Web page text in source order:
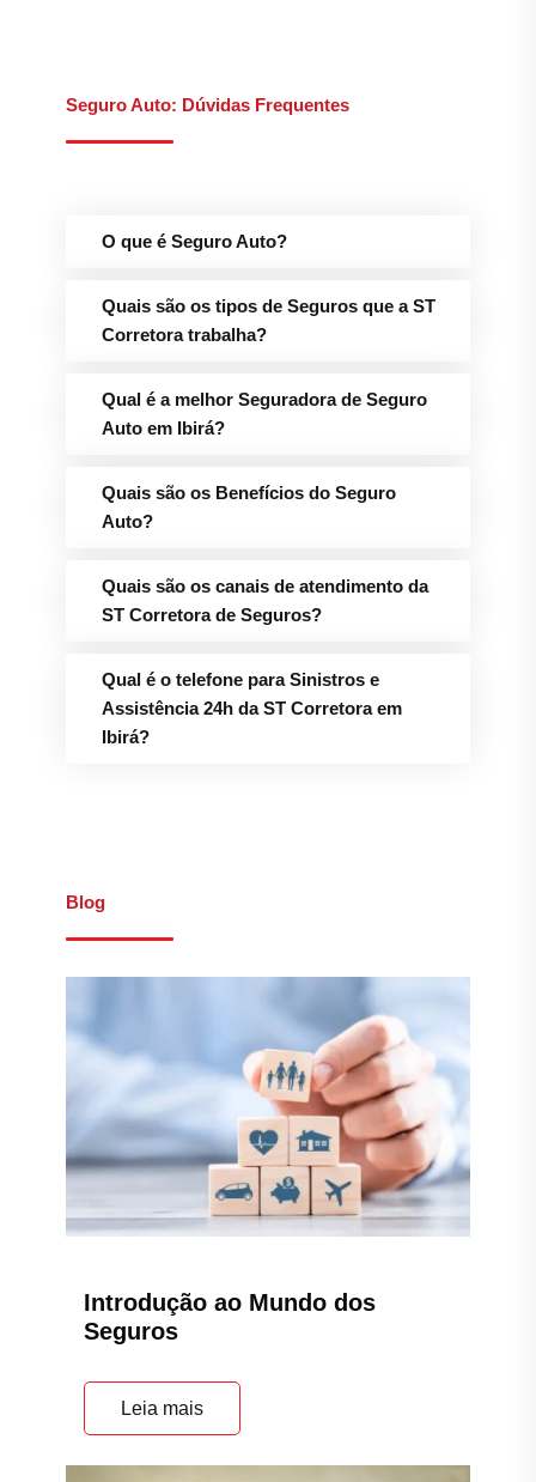
Seguro Auto: Dúvidas Frequentes
O que é Seguro Auto?
Quais são os tipos de Seguros que a ST
Corretora trabalha?
Qual é a melhor Seguradora de Seguro
Auto em Ibirá?
Quais são os Benefícios do Seguro
Auto?
Quais são os canais de atendimento da
ST Corretora de Seguros?
Qual é o telefone para Sinistros e
Assistência 24h da ST Corretora em
Ibirá?
Blog
Introdução ao Mundo dos
Seguros
Leia mais